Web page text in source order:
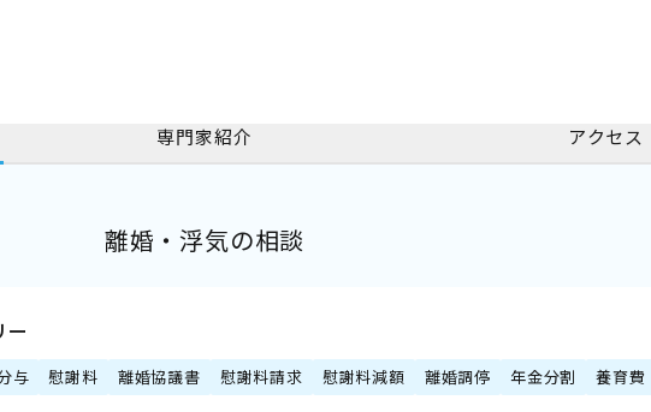
専門家紹介 アクセス
離婚・浮気の相談
ー
与 慰謝料 離婚協議書 慰謝料請求 慰謝料減額 離婚調停 年金分割 養育費